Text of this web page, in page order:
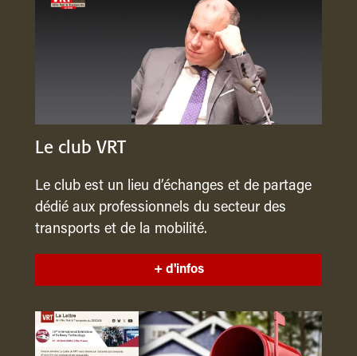
Le club VRT
Le club est un lieu d’échanges et de partage
dédié aux professionnels du secteur des
transports et de la mobilité.
+ d'infos